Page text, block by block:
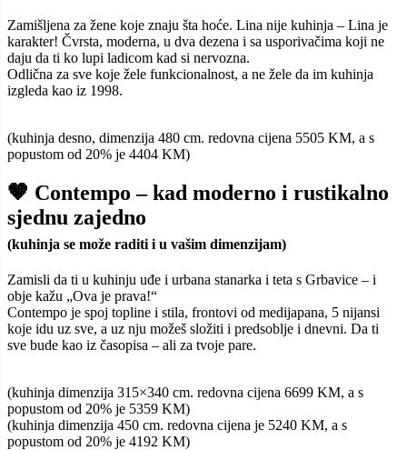
Zamišljena za žene koje znaju šta hoće. Lina nije kuhinja – Lina je
karakter! Čvrsta, moderna, u dva dezena i sa usporivačima koji ne
daju da ti ko lupi ladicom kad si nervozna.
Odlična za sve koje žele funkcionalnost, a ne žele da im kuhinja
izgleda kao iz 1998.
(kuhinja desno, dimenzija 480 cm. redovna cijena 5505 KM, a s
popustom od 20% je 4404 KM)
🤎 Contempo – kad moderno i rustikalno
sjednu zajedno
(kuhinja se može raditi i u vašim dimenzijam)
Zamisli da ti u kuhinju uđe i urbana stanarka i teta s Grbavice – i
obje kažu „Ova je prava!“
Contempo je spoj topline i stila, frontovi od medijapana, 5 nijansi
koje idu uz sve, a uz nju možeš složiti i predsoblje i dnevni. Da ti
sve bude kao iz časopisa – ali za tvoje pare.
(kuhinja dimenzija 315×340 cm. redovna cijena 6699 KM, a s
popustom od 20% je 5359 KM)
(kuhinja dimenzija 450 cm. redovna cijena je 5240 KM, a s
popustom od 20% je 4192 KM)